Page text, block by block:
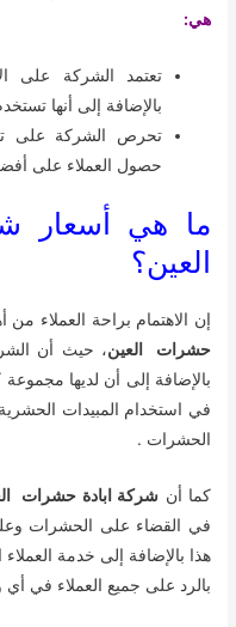
هي:
تعتمد الشركة على
بالإضافة إلى أنها
تحرص الشركة على
حصول العملاء على
ما هي أسعار
العين؟
إن الاهتمام براحة العملاء
حشرات العين، حيث أن
بالإضافة إلى أن لديها
في استخدام المبيدات
الحشرات .
كما أن شركة ابادة حشرات
في القضاء على الحشرات
هذا بالإضافة إلى خدمة
بالرد على جميع العملاء في أي وقت